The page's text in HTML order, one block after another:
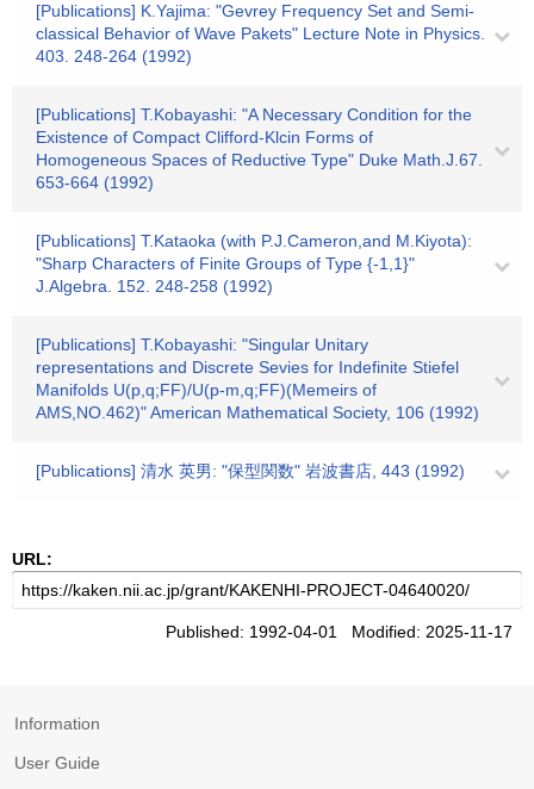
[Publications] K.Yajima: "Gevrey Frequency Set and Semi-
classical Behavior of Wave Pakets" Lecture Note in Physics.
403. 248-264 (1992)
[Publications] T.Kobayashi: "A Necessary Condition for the
Existence of Compact Clifford-Klcin Forms of
Homogeneous Spaces of Reductive Type" Duke Math.J.67.
653-664 (1992)
[Publications] T.Kataoka (with P.J.Cameron,and M.Kiyota):
"Sharp Characters of Finite Groups of Type {-1,1}"
J.Algebra. 152. 248-258 (1992)
[Publications] T.Kobayashi: "Singular Unitary
representations and Discrete Sevies for Indefinite Stiefel
Manifolds U(p,q;FF)/U(p-m,q;FF)(Memeirs of
AMS,NO.462)" American Mathematical Society, 106 (1992)
[Publications] 清水 英男: "保型関数" 岩波書店, 443 (1992)
URL:
Published: 1992-04-01 Modified: 2025-11-17
Information
User Guide